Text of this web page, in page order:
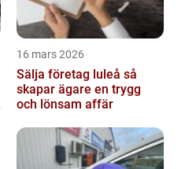
16 mars 2026
Sälja företag luleå så
skapar ägare en trygg
och lönsam affär